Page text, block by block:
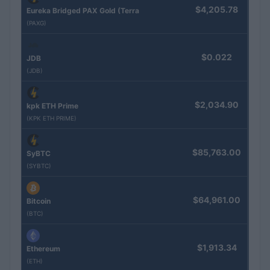
Eureka Bridged PAX Gold (Terra
(PAXG)
$4,205.78
JDB
(JDB)
$0.022
kpk ETH Prime
(KPK ETH PRIME)
$2,034.90
SyBTC
(SYBTC)
$85,763.00
Bitcoin
(BTC)
$64,961.00
Ethereum
(ETH)
$1,913.34